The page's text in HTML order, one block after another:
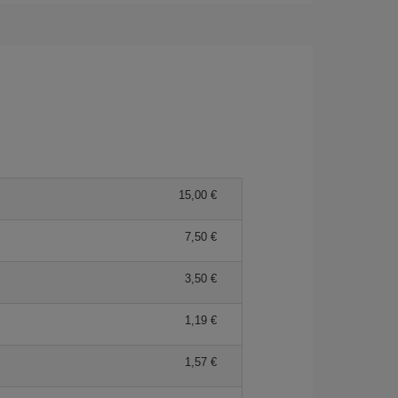
15,00 €
7,50 €
3,50 €
1,19 €
1,57 €